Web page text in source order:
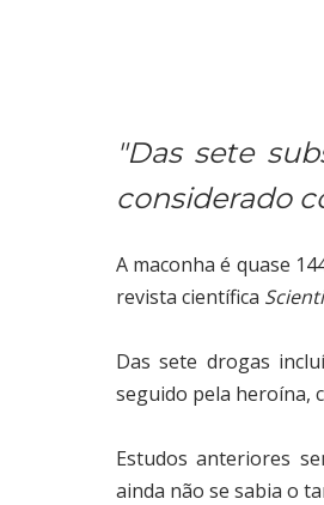
"Das sete
considerado
A maconha é quase
revista científica
Das sete drogas
seguido pela heroína,
Estudos anteriores
ainda não se sabia o